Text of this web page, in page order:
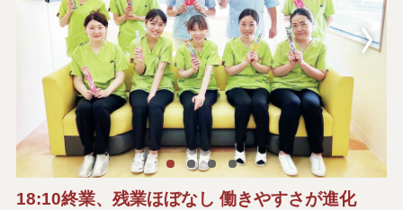
18:10終業、残業ほぼなし 働きやすさが進化